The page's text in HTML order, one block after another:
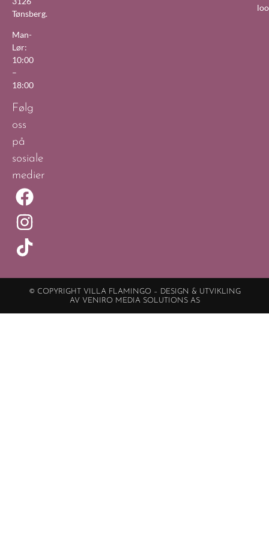
Tønsberg.
Man-
Lør:
10:00
–
18:00
Følg
oss
på
sosiale
medier
© COPYRIGHT VILLA FLAMINGO – DESIGN & UTVIKLING
AV VENIRO MEDIA SOLUTIONS AS